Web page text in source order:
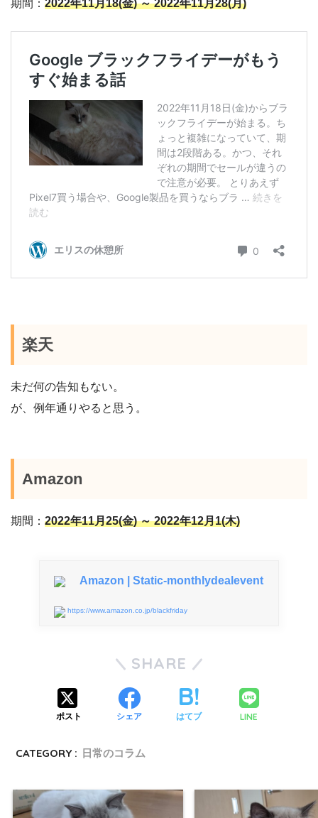
期間： 2022年11月18(金) ～ 2022年11月28(月)
楽天
未だ何の告知もない。
が、例年通りやると思う。
Amazon
期間： 2022年11月25(金) ～ 2022年12月1(木)
Amazon | Static-monthlydealevent
https://www.amazon.co.jp/blackfriday
SHARE
ポスト シェア はてブ LINE
CATEGORY : 日常のコラム